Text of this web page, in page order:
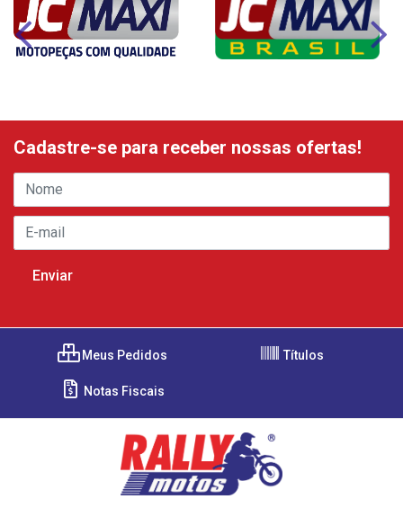
Cadastre-se para receber nossas ofertas!
Meus Pedidos Títulos
Notas Fiscais